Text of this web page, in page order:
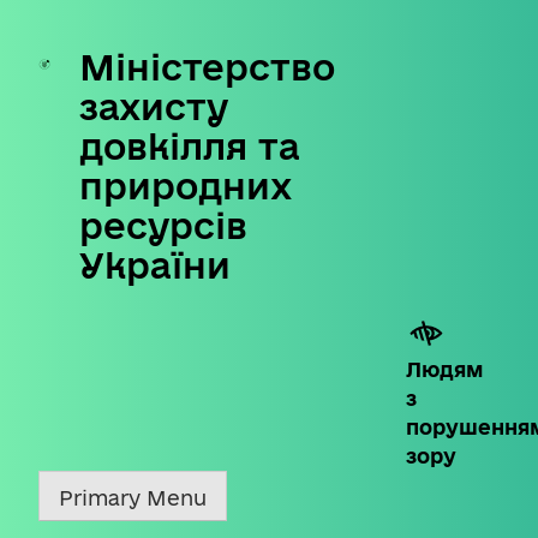
Skip
content
Міністерство
захисту
довкілля та
природних
ресурсів
України
Людям
з
зору
Primary Menu